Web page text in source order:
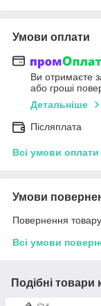
Умови оплати
Ви отримаєте
або гроші
Детальніше
Післяплата
Всі умови оплати
Умови
Повернення
Всі умови
Подібні товари